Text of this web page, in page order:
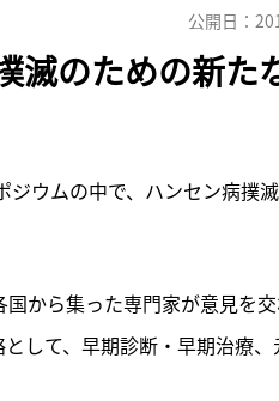
公開日：
滅のための新た
ウムの中で、ハンセン病撲
から集った専門家が意見を
して、早期診断・早期治療、